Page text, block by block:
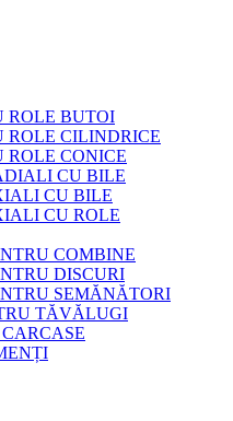
ROLE BUTOI
ROLE CILINDRICE
ROLE CONICE
CU BILE
CU BILE
CU ROLE
COMBINE
DISCURI
SEMĂNĂTORI
TĂVĂLUGI